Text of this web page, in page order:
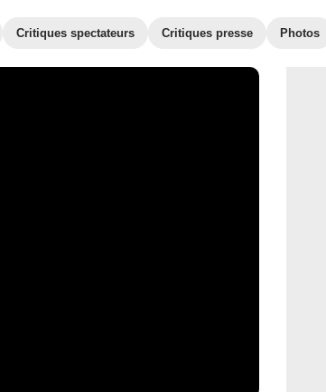
Critiques spectateurs Critiques presse Photos